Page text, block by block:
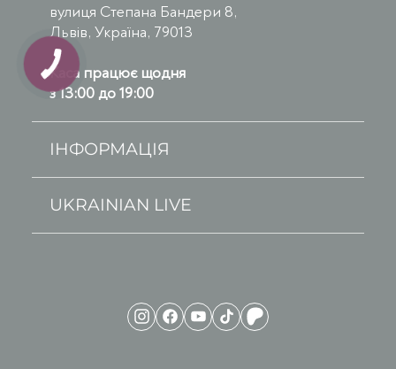
вулиця Степана Бандери 8,
Львів, Україна, 79013
Каса працює щодня
з 13:00 до 19:00
ІНФОРМАЦІЯ
UKRAINIAN LIVE